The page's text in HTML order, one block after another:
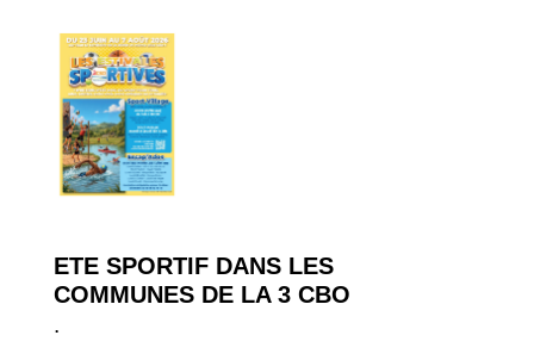
ETE SPORTIF DANS LES
COMMUNES DE LA 3 CBO
.